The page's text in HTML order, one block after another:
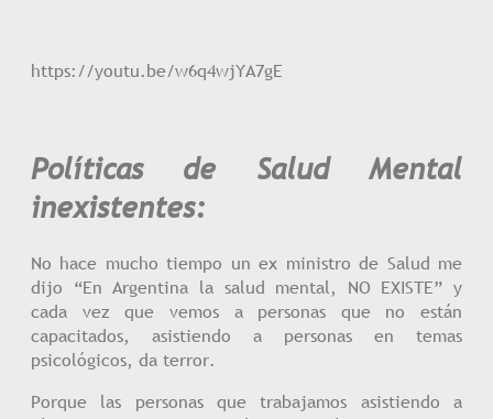
https://youtu.be/w6q4wjYA7gE
Políticas de Salud Mental
inexistentes:
No hace mucho tiempo un ex ministro de Salud me
dijo “En Argentina la salud mental, NO EXISTE” y
cada vez que vemos a personas que no están
capacitados, asistiendo a personas en temas
psicológicos, da terror.
Porque las personas que trabajamos asistiendo a